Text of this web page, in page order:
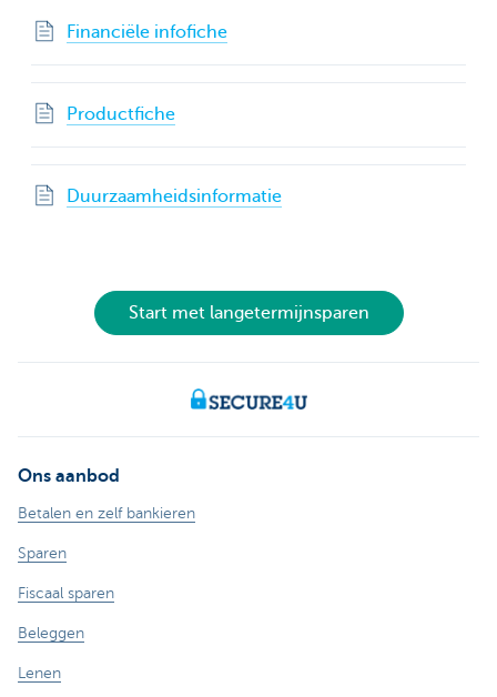
Financiële infofiche
Productfiche
Duurzaamheidsinformatie
Start met langetermijnsparen
Ons aanbod
Betalen en zelf bankieren
Sparen
Fiscaal sparen
Beleggen
Lenen